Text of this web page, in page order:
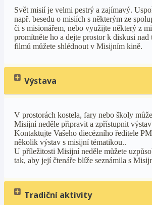
Svět misií je velmi pestrý a zajímavý.
např. besedu o misiích s některým ze
či s misionářem, nebo využijte některý z
promítněte ho a dejte prostor k diskusi nad
filmů můžete shlédnout v Misijním kině.
Výstava
V prostorách kostela, fary nebo školy
Misijní neděle připravit a zpřístupnit
Kontaktujte Vašeho diecézního ředitele
několik výstav s misijní tématikou..
U příležitosti Misijní neděle můžete
tak, aby její čtenáře blíže seznámila s
Tradiční aktivity